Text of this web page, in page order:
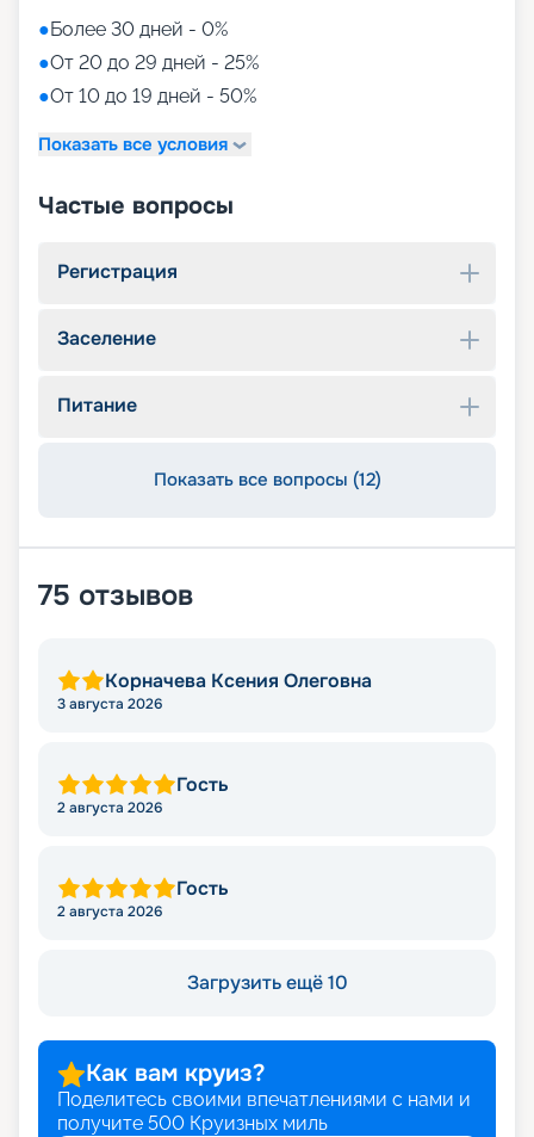
●Более 30 дней - 0%
●От 20 до 29 дней - 25%
●От 10 до 19 дней - 50%
Показать все условия
Частые вопросы
Регистрация
Заселение
Питание
Показать все вопросы (12)
75 отзывов
Корначева Ксения Олеговна
3 августа 2026
Гость
2 августа 2026
Гость
2 августа 2026
Загрузить ещё 10
Как вам круиз?
Поделитесь своими впечатлениями с нами и
получите 500 Круизных миль